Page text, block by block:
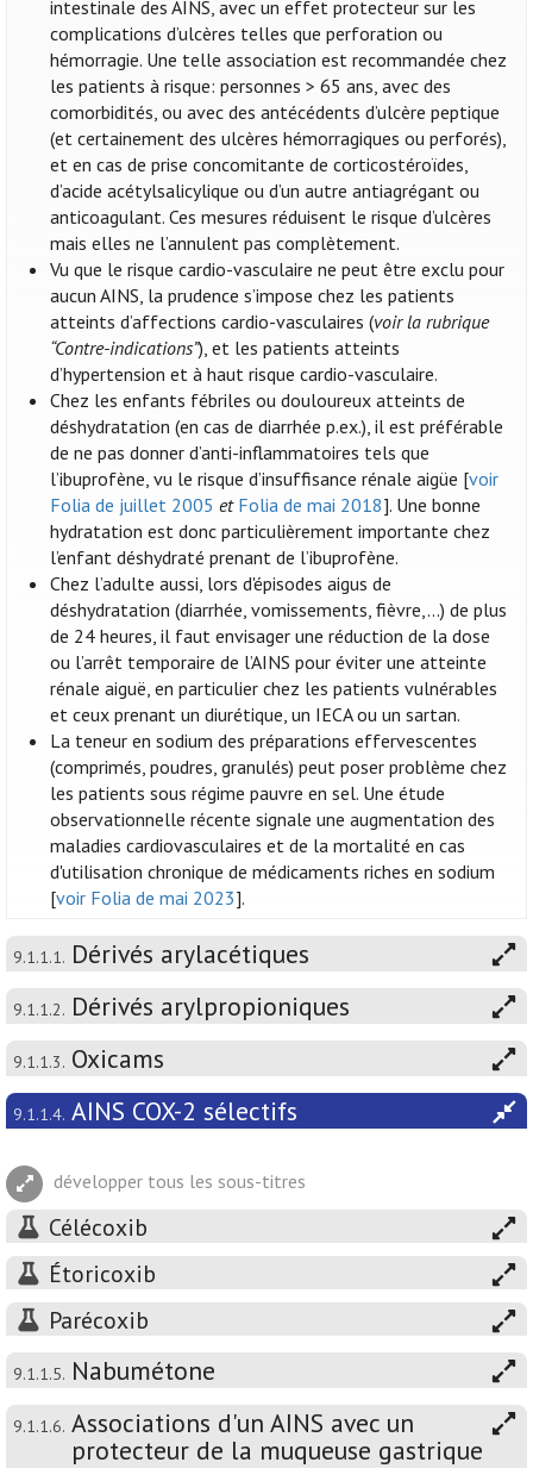
intestinale des AINS, avec un effet protecteur sur les
complications d’ulcères telles que perforation ou
hémorragie. Une telle association est recommandée chez
les patients à risque: personnes > 65 ans, avec des
comorbidités, ou avec des antécédents d’ulcère peptique
(et certainement des ulcères hémorragiques ou perforés),
et en cas de prise concomitante de corticostéroïdes,
d’acide acétylsalicylique ou d’un autre antiagrégant ou
anticoagulant. Ces mesures réduisent le risque d’ulcères
mais elles ne l’annulent pas complètement.
Vu que le risque cardio-vasculaire ne peut être exclu pour
aucun AINS, la prudence s’impose chez les patients
atteints d’affections cardio-vasculaires (voir la rubrique
“Contre-indications”), et les patients atteints
d’hypertension et à haut risque cardio-vasculaire.
Chez les enfants fébriles ou douloureux atteints de
déshydratation (en cas de diarrhée p.ex.), il est préférable
de ne pas donner d’anti-inflammatoires tels que
l’ibuprofène, vu le risque d’insuffisance rénale aigüe [voir
Folia de juillet 2005 et Folia de mai 2018]. Une bonne
hydratation est donc particulièrement importante chez
l’enfant déshydraté prenant de l’ibuprofène.
Chez l’adulte aussi, lors d'épisodes aigus de
déshydratation (diarrhée, vomissements, fièvre,...) de plus
de 24 heures, il faut envisager une réduction de la dose
ou l’arrêt temporaire de l’AINS pour éviter une atteinte
rénale aiguë, en particulier chez les patients vulnérables
et ceux prenant un diurétique, un IECA ou un sartan.
La teneur en sodium des préparations effervescentes
(comprimés, poudres, granulés) peut poser problème chez
les patients sous régime pauvre en sel. Une étude
observationnelle récente signale une augmentation des
maladies cardiovasculaires et de la mortalité en cas
d'utilisation chronique de médicaments riches en sodium
[voir Folia de mai 2023].
9.1.1.1. Dérivés arylacétiques
9.1.1.2. Dérivés arylpropioniques
9.1.1.3. Oxicams
9.1.1.4. AINS COX-2 sélectifs
développer tous les sous-titres
Célécoxib
Étoricoxib
Parécoxib
9.1.1.5. Nabumétone
9.1.1.6. Associations d'un AINS avec un
protecteur de la muqueuse gastrique